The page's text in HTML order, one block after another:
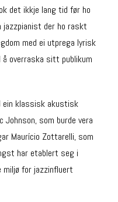
det ikkje lang tid før ho
jazzpianist der ho raskt
med ei utprega lyrisk
overraska sitt publikum
ein klassisk akustisk
som burde vera
Maurício Zottarelli, som
har etablert seg i
for jazzinfluert